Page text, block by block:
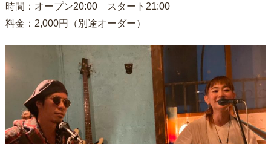
時間：オープン20:00 スタート21:00
料金：2,000円（別途オーダー）